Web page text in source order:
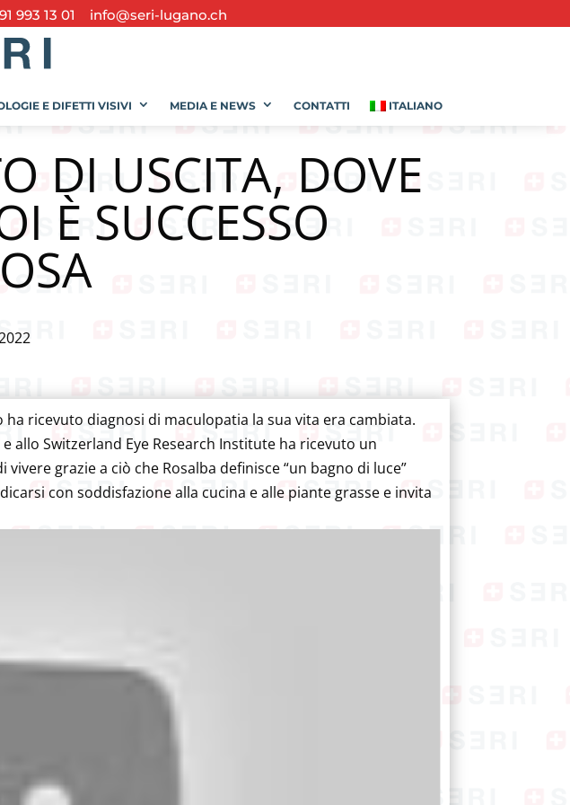
993 13 01 info@seri-lugano.ch
E DIFETTI VISIVI MEDIA E NEWS CONTATTI ITALIANO
DI USCITA, DOVE
È SUCCESSO
ha ricevuto diagnosi di maculopatia la sua vita era cambiata.
allo Switzerland Eye Research Institute ha ricevuto un
grazie a ciò che Rosalba definisce “un bagno di luce”
con soddisfazione alla cucina e alle piante grasse e invita